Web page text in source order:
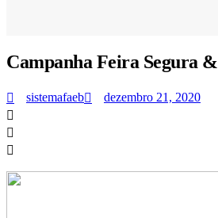
Campanha Feira Segura
sistemafaeb dezembro 21, 2020